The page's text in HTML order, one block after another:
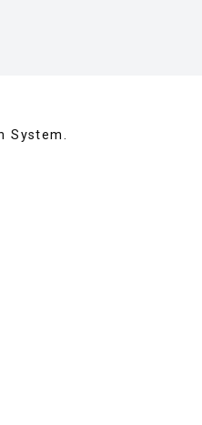
System.